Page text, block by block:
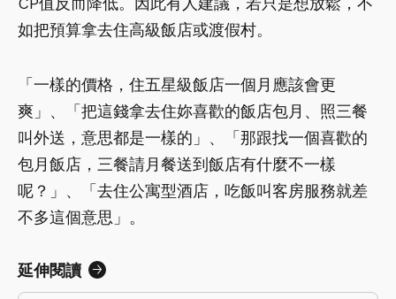
如把預算拿去住高級飯店或渡假村。
「一樣的價格，住五星級飯店一個月應該會更
爽」、「把這錢拿去住妳喜歡的飯店包月、照三餐
叫外送，意思都是一樣的」、「那跟找一個喜歡的
包月飯店，三餐請月餐送到飯店有什麼不一樣
呢？」、「去住公寓型酒店，吃飯叫客房服務就差
不多這個意思」。
延伸閱讀